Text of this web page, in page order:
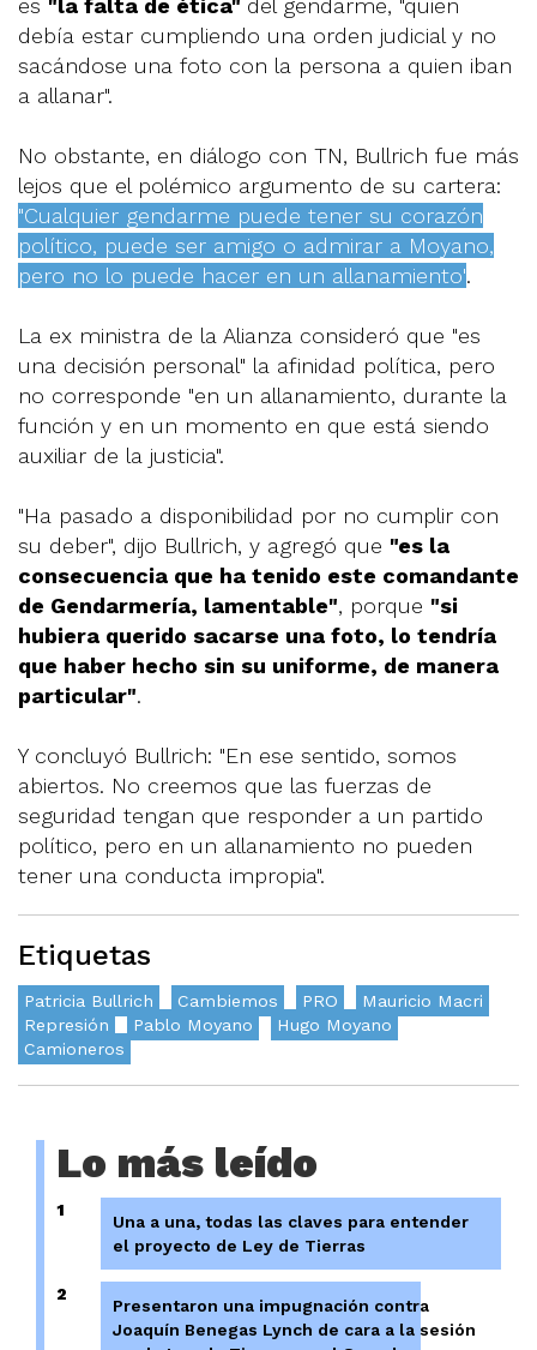
es "la falta de ética" del gendarme, "quien
debía estar cumpliendo una orden judicial y no
sacándose una foto con la persona a quien iban
a allanar".
No obstante, en diálogo con TN, Bullrich fue más
lejos que el polémico argumento de su cartera:
"Cualquier gendarme puede tener su corazón
político, puede ser amigo o admirar a Moyano,
pero no lo puede hacer en un allanamiento".
La ex ministra de la Alianza consideró que "es
una decisión personal" la afinidad política, pero
no corresponde "en un allanamiento, durante la
función y en un momento en que está siendo
auxiliar de la justicia".
"Ha pasado a disponibilidad por no cumplir con
su deber", dijo Bullrich, y agregó que "es la
consecuencia que ha tenido este comandante
de Gendarmería, lamentable", porque "si
hubiera querido sacarse una foto, lo tendría
que haber hecho sin su uniforme, de manera
particular".
Y concluyó Bullrich: "En ese sentido, somos
abiertos. No creemos que las fuerzas de
seguridad tengan que responder a un partido
político, pero en un allanamiento no pueden
tener una conducta impropia".
Etiquetas
Patricia Bullrich Cambiemos PRO
Mauricio Macri
Represión
Pablo Moyano
Hugo Moyano
Camioneros
Lo más leído
1
Una a una, todas las claves para entender
el proyecto de Ley de Tierras
2
Presentaron una impugnación contra
Joaquín Benegas Lynch de cara a la sesión